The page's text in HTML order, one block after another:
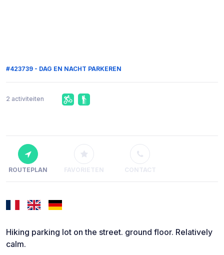
#423739 - DAG EN NACHT PARKEREN
2 activiteiten
ROUTEPLAN FAVORIETEN CONTACT
Hiking parking lot on the street. ground floor. Relatively
calm.